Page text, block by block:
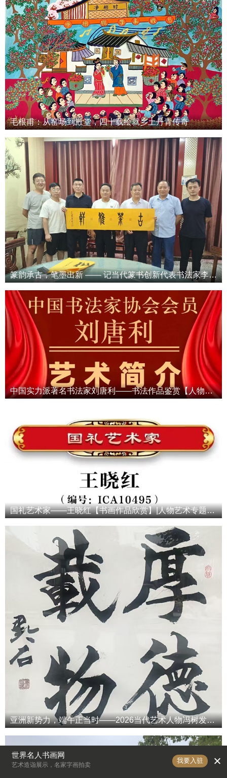
毛根甫：从窑场到殿堂，四十载绘就乡土丹青传奇
篆韵承古，笔墨出新 —— 记当代篆书创新代表书法家李继文
中国实力派著名书法家刘唐利——书法作品鉴赏【人物专题报道】
国礼艺术家——王晓红【书画作品欣赏】|人物艺术专题报道
亚洲新势力，端午正当时——2026当代艺术人物冯树发端午专属特辑
世界名人书画网
艺术造诣展示，名家字画拍卖
我要入驻